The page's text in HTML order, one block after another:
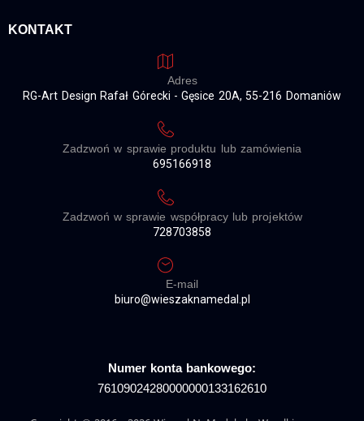
KONTAKT
Adres
RG-Art Design Rafał Górecki - Gęsice 20A, 55-216 Domaniów
Zadzwoń w sprawie produktu lub zamówienia
695166918
Zadzwoń w sprawie współpracy lub projektów
728703858
E-mail
biuro@wieszaknamedal.pl
Numer konta bankowego:
76109024280000000133162610